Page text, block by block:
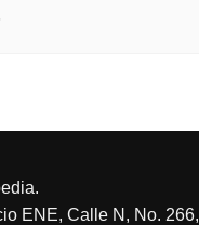
ENE, Calle N, No. 266,